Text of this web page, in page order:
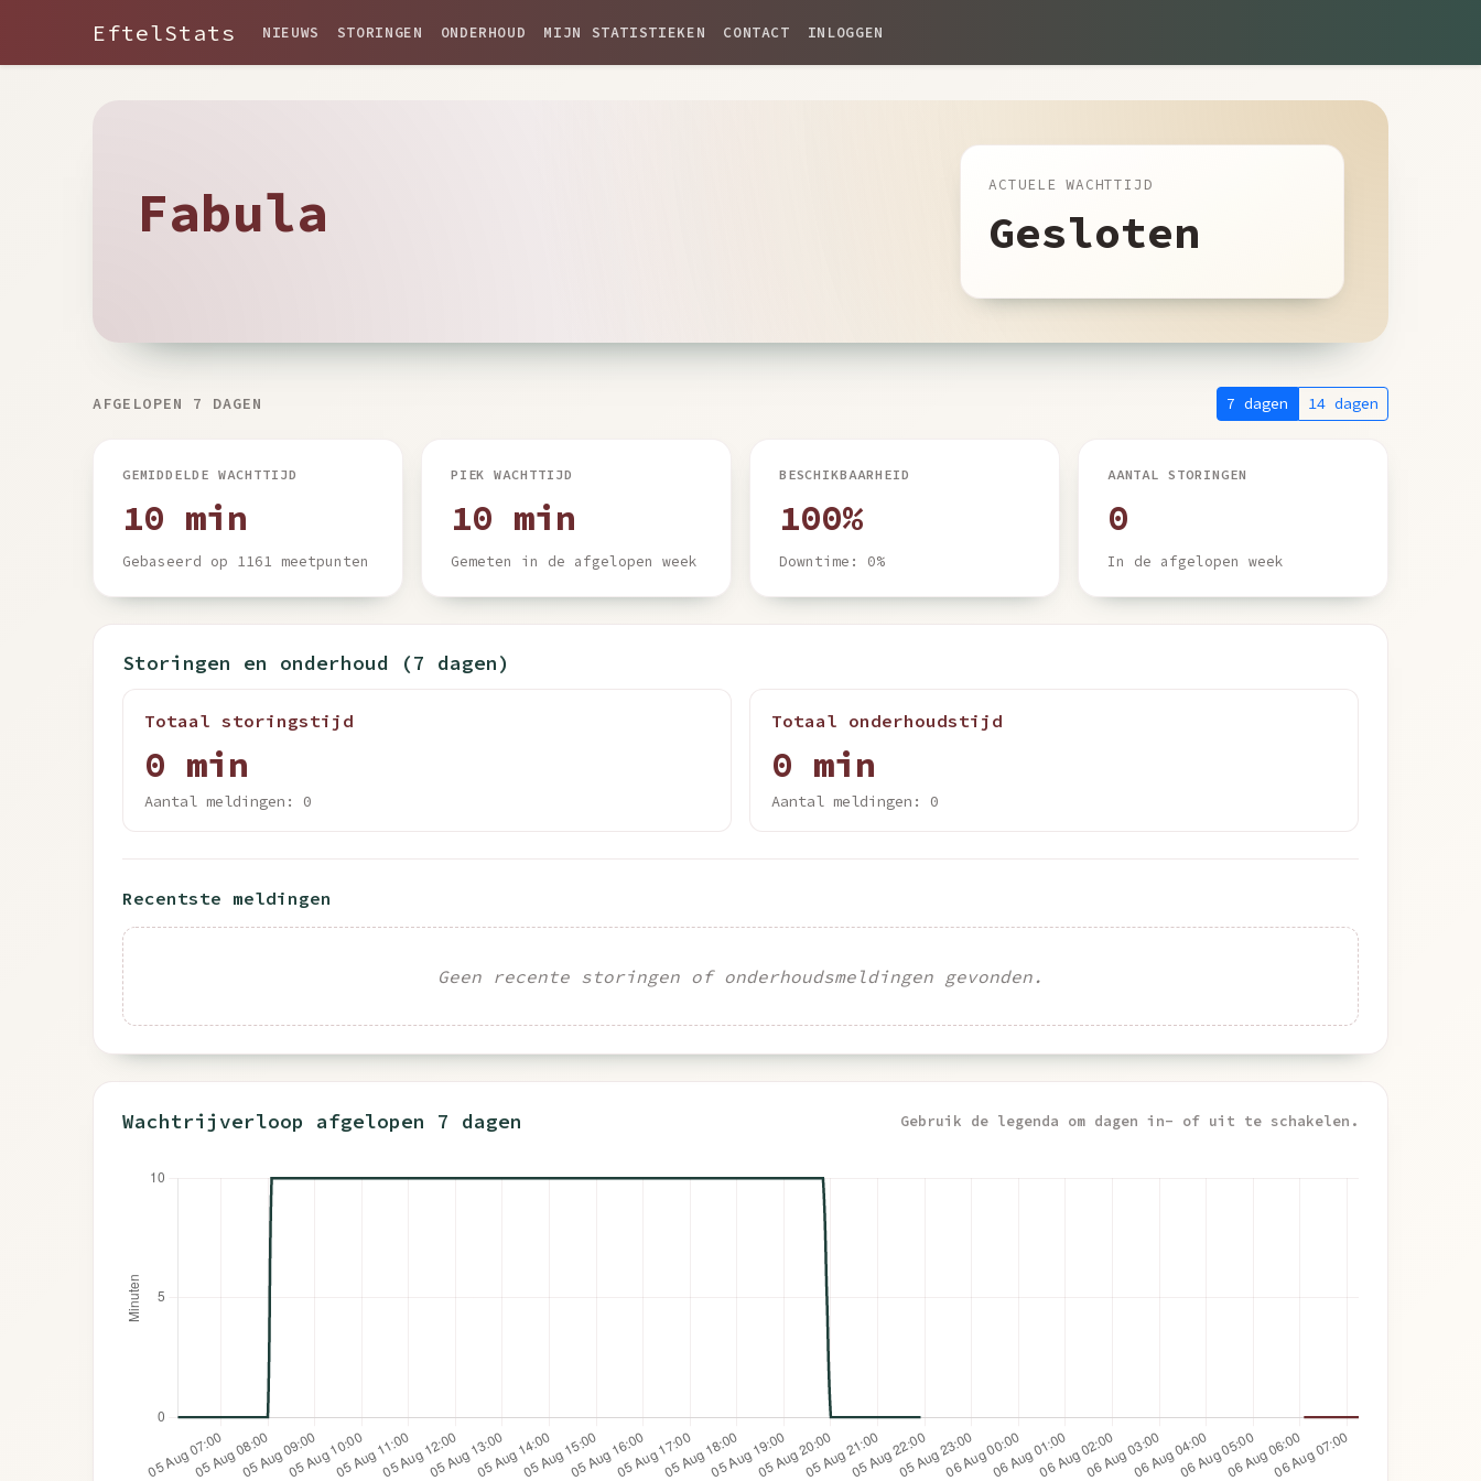
EftelStats NIEUWS STORINGEN ONDERHOUD MIJN STATISTIEKEN CONTACT INLOGGEN
Fabula ACTUELE WACHTTIJD
Gesloten
AFGELOPEN 7 DAGEN 7 dagen 14 dagen
GEMIDDELDE WACHTTIJD
10 min
Gebaseerd op 1161 meetpunten
PIEK WACHTTIJD
10 min
Gemeten in de afgelopen week
BESCHIKBAARHEID
100%
Downtime: 0%
AANTAL STORINGEN
0
In de afgelopen week
Storingen en onderhoud (7 dagen)
Totaal storingstijd
0 min
Aantal meldingen: 0
Totaal onderhoudstijd
0 min
Aantal meldingen: 0
Recentste meldingen
Geen recente storingen of onderhoudsmeldingen gevonden.
Wachtrijverloop afgelopen 7 dagen Gebruik de legenda om dagen in- of uit te schakelen.